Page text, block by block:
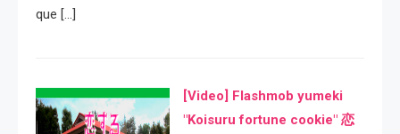
que […]
[Video] Flashmob yumeki
"Koisuru fortune cookie" 恋